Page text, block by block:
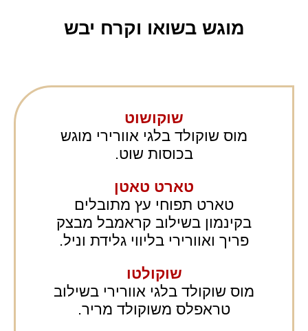
מוגש בשואו וקרח יבש
שוקושוט
מוס שוקולד בלגי אוורירי מוגש
בכוסות שוט.
טארט טאטן
טארט תפוחי עץ מתובלים
בקינמון בשילוב קראמבל מבצק
פריך ואוורירי בליווי גלידת וניל.
שוקולטו
מוס שוקולד בלגי אוורירי בשילוב
טראפלס משוקולד מריר.